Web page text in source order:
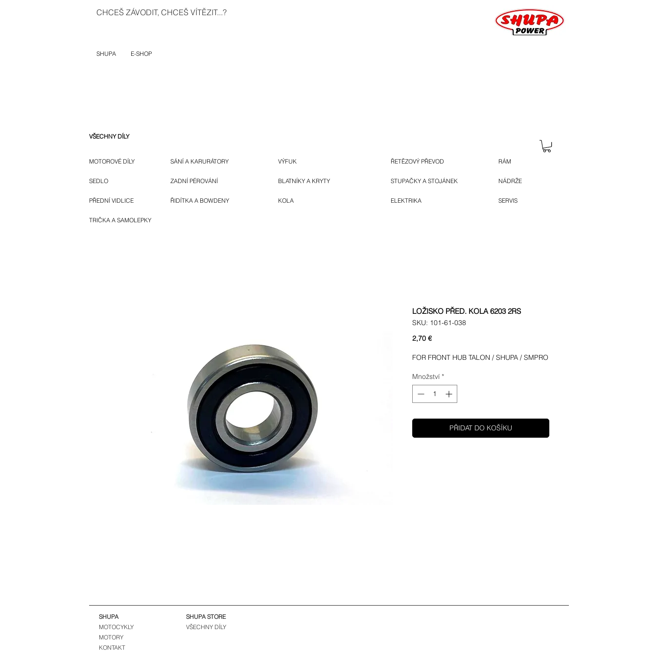
CHCEŠ ZÁVODIT, CHCEŠ VÍTĚZIT...?
SHUPA E-SHOP
VŠECHNY DÍLY
MOTOROVÉ DÍLY
SEDLO
PŘEDNÍ VIDLICE
SÁNÍ A KARURÁTORY
ZADNÍ PÉROVÁNÍ
ŘIDÍTKA A BOWDENY
VÝFUK
BLATNÍKY A KRYTY
KOLA
ŘETĚZOVÝ PŘEVOD
STUPAČKY A STOJÁNEK
ELEKTRIKA
RÁM
NÁDRŽE
SERVIS
TRIČKA A SAMOLEPKY
LOŽISKO PŘED. KOLA 6203 2RS
SKU: 101-61-038
2,70 €Cena
FOR FRONT HUB TALON / SHUPA / SMPRO
Množství *
PŘIDAT DO KOŠÍKU
SHUPA
MOTOCYKLY
MOTORY
KONTAKT
SHUPA STORE
VŠECHNY DÍLY